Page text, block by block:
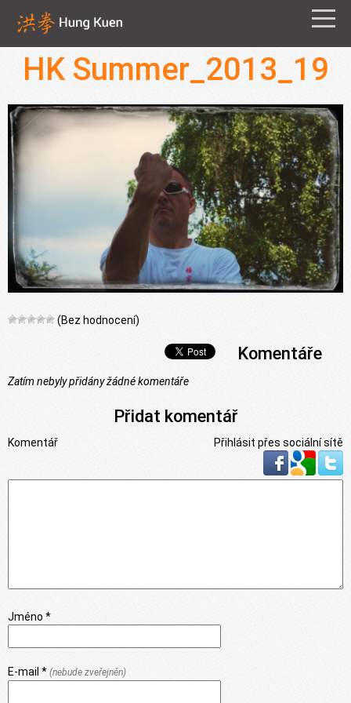
HK Summer_2013_19
(Bez hodnocení)
Komentáře
Zatím nebyly přidány žádné komentáře
Přidat komentář
Přihlásit přes sociální sítě
Komentář
Jméno *
E-mail * (nebude zveřejněn)